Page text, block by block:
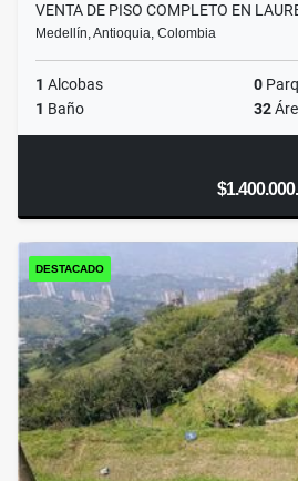
VENTA DE PISO COMPLETO EN
Medellín, Antioquia, Colombia
1 Alcobas 0
1 Baño 32
DESTACADO